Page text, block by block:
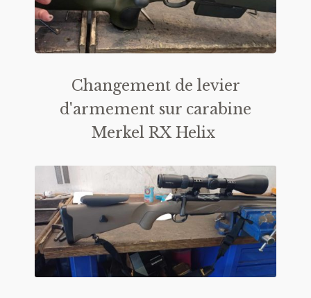
Changement de levier
d'armement sur carabine
Merkel RX Helix